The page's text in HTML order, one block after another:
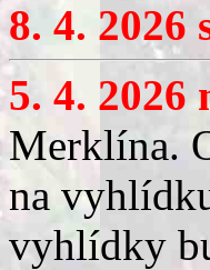
8. 4. 2026
5. 4. 2026
Merklína.
na
vyhlídky